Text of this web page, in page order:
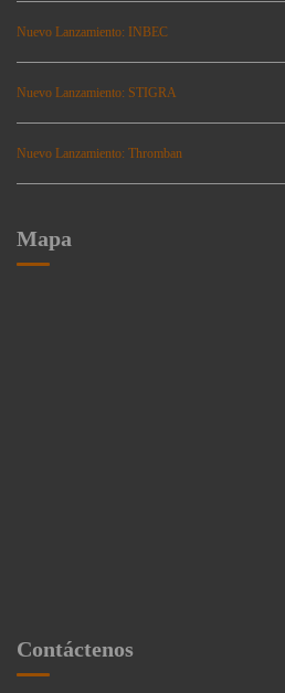
Nuevo Lanzamiento: INBEC
Nuevo Lanzamiento: STIGRA
Nuevo Lanzamiento: Thromban
Mapa
Contáctenos